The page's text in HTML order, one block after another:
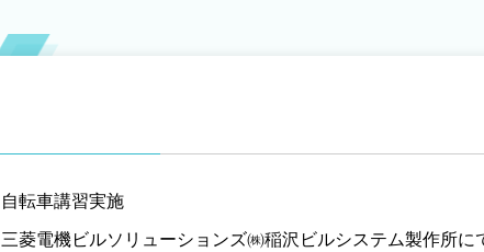
自転車講習実施
三菱電機ビルソリューションズ㈱稲沢ビルシステム製作所に